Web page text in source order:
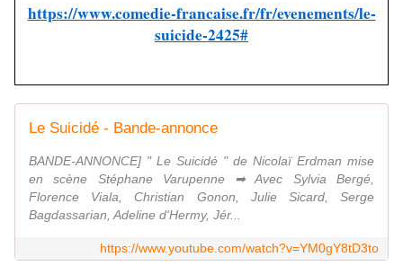
https://www.comedie-francaise.fr/fr/evenements/le-
suicide-2425#
Le Suicidé - Bande-annonce
BANDE-ANNONCE] " Le Suicidé " de Nicolaï Erdman mise
en scène Stéphane Varupenne ➡ Avec Sylvia Bergé,
Florence Viala, Christian Gonon, Julie Sicard, Serge
Bagdassarian, Adeline d'Hermy, Jér...
https://www.youtube.com/watch?v=YM0gY8tD3to